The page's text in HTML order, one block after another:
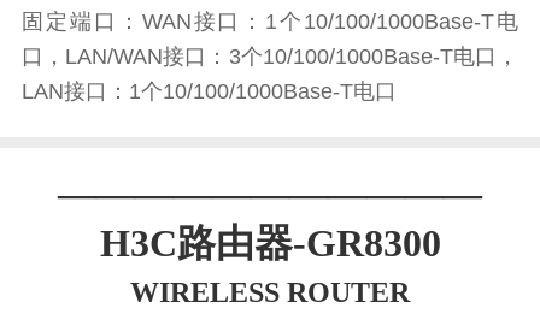
固定端口：WAN接口：1个10/100/1000Base-T电
口，LAN/WAN接口：3个10/100/1000Base-T电口，
LAN接口：1个10/100/1000Base-T电口
———————————
H3C路由器-GR8300
WIRELESS ROUTER